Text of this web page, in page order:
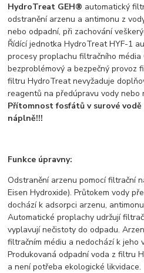
HydroTreat GEH® automatický
odstranění arzenu a antimonu z
nebo odpadní, při zachování
Řídící jednotka HydroTreat HYF-1
procesy proplachu filtračního
bezproblémový a bezpečný provoz
filtru HydroTreat nevyžaduje
reagentů na předúpravu vody nebo
Přítomnost fosfátů v surové
náplně!!!
Funkce úpravny:
Odstranění arzenu pomocí filtrační
Eisen Hydroxide). Průtokem vody
dochází k adsorpci arzenu,
Automatické proplachy udržují
vyplavují nečistoty do odpadu.
filtračním médiu a nedochází k jeho
Produkovaná odpadní voda z filtru
a není potřeba ekologické likvidace.